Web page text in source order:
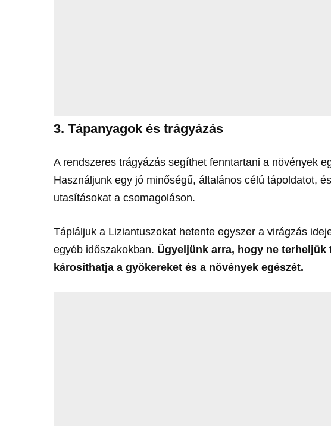
3. Tápanyagok és trágyázás
A rendszeres trágyázás segíthet fenntartani a növények
Használjunk egy jó minőségű, általános célú tápoldatot,
utasításokat a csomagoláson.
Tápláljuk a Liziantuszokat hetente egyszer a virágzás
egyéb időszakokban. Ügyeljünk arra, hogy ne
károsíthatja a gyökereket és a növények egészét.